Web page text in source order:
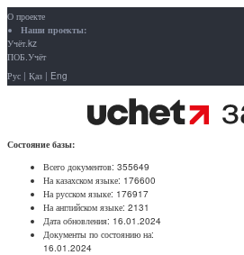
О проекте
Наши проекты:
Учёт.kz
ПОБ.Учёт
Рус | Қаз | Eng
Состояние базы:
Всего документов: 355649
На казахском языке: 176600
На русском языке: 176917
На английском языке: 2131
Дата обновления: 16.01.2024
Документы по состоянию на:
16.01.2024